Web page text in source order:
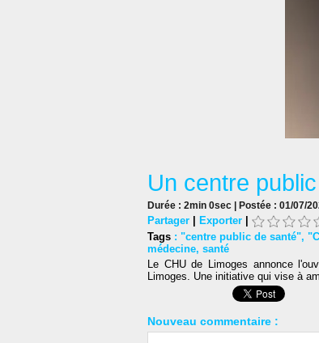
Un centre
Durée : 2min 0sec | Postée : 01/07/
Partager | Exporter |
Tags : "centre public de santé",
médecine, santé
Le CHU de Limoges annonce
Limoges. Une initiative qui vise à
Nouveau commentaire :